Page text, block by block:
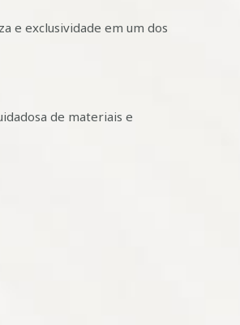
e exclusividade em um dos
de materiais e